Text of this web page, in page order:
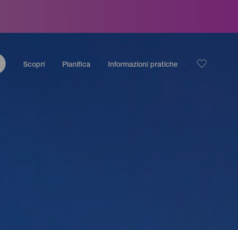
Scopri Pianifica Informazioni pratiche